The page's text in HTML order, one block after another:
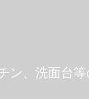
、洗面台等